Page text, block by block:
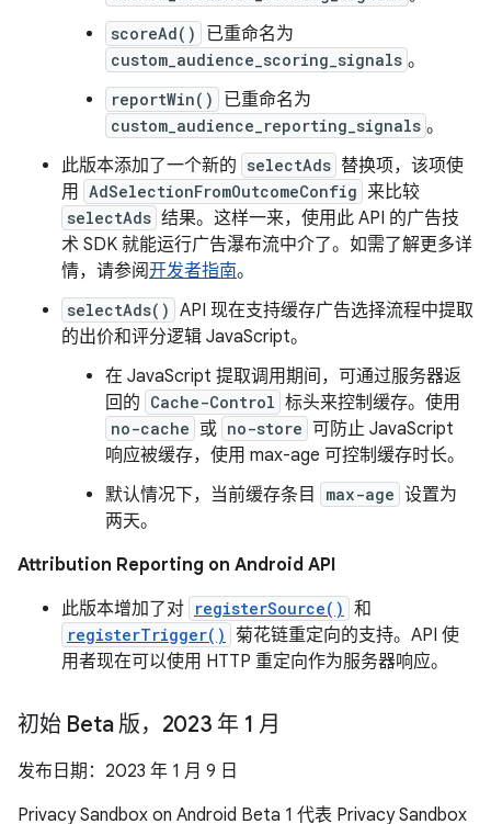
scoreAd() 已重命名为
custom_audience_scoring_signals 。
reportWin() 已重命名为
custom_audience_reporting_signals 。
此版本添加了一个新的 selectAds 替换项，该项使
用
AdSelectionFromOutcomeConfig 来比较
selectAds 结果。这样一来，使用此 API 的广告技
术 SDK 就能运行广告瀑布流中介了。如需了解更多详
情，请参阅开发者指南。
selectAds() API 现在支持缓存广告选择流程中提取
的出价和评分逻辑 JavaScript。
在 JavaScript 提取调用期间，可通过服务器返
回的 Cache-Control 标头来控制缓存。使用
no-cache 或 no-store 可防止 JavaScript
响应被缓存，使用 max-age 可控制缓存时长。
默认情况下，当前缓存条目
max-age 设置为
两天。
Attribution Reporting on Android API
此版本增加了对 registerSource() 和
registerTrigger() 菊花链重定向的支持。API 使
用者现在可以使用 HTTP 重定向作为服务器响应。
初始 Beta 版，2023 年 1 月
发布日期：2023 年 1 月 9 日
Privacy Sandbox on Android Beta 1 代表 Privacy Sandbox